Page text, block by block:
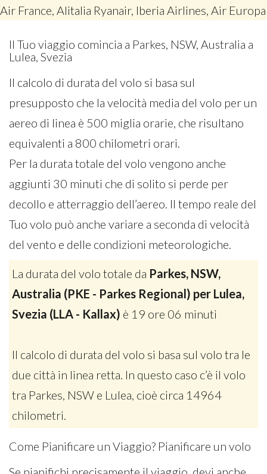
Air France, Alitalia Ryanair, Iberia Airlines, Air Europa
Il Tuo viaggio comincia a Parkes, NSW, Australia a
Lulea, Svezia
Il calcolo di durata del volo si basa sul
presupposto che la velocità media del volo per un
aereo di linea è 500 miglia orarie, che risultano
equivalenti a 800 chilometri orari.
Per la durata totale del volo vengono anche
aggiunti 30 minuti che di solito si perde per
decollo e atterraggio dell’aereo. Il tempo reale del
Tuo volo può anche variare a seconda di velocità
del vento e delle condizioni meteorologiche.
La durata del volo totale da Parkes, NSW,
Australia (PKE - Parkes Regional) per Lulea,
Svezia (LLA - Kallax) è 19 ore 06 minuti
Il calcolo di durata del volo si basa sul volo tra le
due città in linea retta. In questo caso c’è il volo
tra Parkes, NSW e Lulea, cioè circa 14964
chilometri.
Come Pianificare un Viaggio? Pianificare un volo